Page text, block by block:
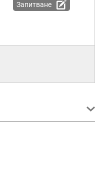
Запитване